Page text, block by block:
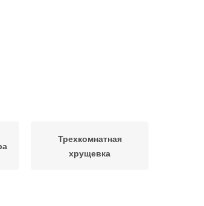
Трехкомнатная
хрущевка